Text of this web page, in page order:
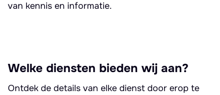
van kennis en informatie.
Welke diensten bieden wij aan?
Ontdek de details van elke dienst door erop te